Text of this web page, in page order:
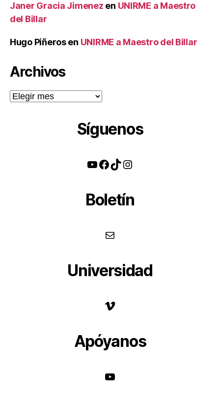
Janer Gracia Jimenez en UNIRME a Maestro
del Billar
Hugo Piñerosen UNIRME a Maestro del Billar
Archivos
Archivos
Síguenos
YouTube
Facebook
TikTokInstagram
Boletín
Correo
Universidad
Vimeo
Apóyanos
YouTube